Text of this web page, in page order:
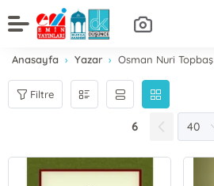
Anasayfa Yazar Osman Nuri Topbaş
Filtre
6